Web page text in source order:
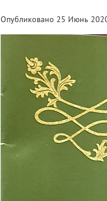
Опубликовано 25 Июнь